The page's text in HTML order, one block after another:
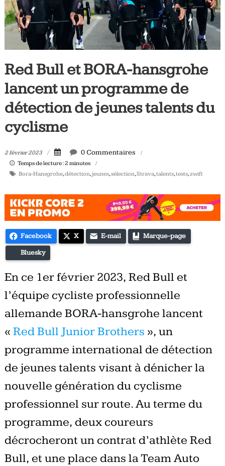
Tous
les
jours,
vélo
et
triathlon
Red Bull et BORA-hansgrohe
lancent un programme de
détection de jeunes talents du
cyclisme
2 février 2023 0 Commentaires
Temps de lecture :2 minutes
Bora-Hansgrohe,détection,jeunes,sélection,Strava,talents,tests,zwift
Facebook X E-mail Marque-page
Bluesky
En ce 1er février 2023, Red Bull et
l’équipe cycliste professionnelle
allemande BORA-hansgrohe lancent
« Red Bull Junior Brothers », un
programme international de détection
de jeunes talents visant à dénicher la
nouvelle génération du cyclisme
professionnel sur route. Au terme du
programme, deux coureurs
décrocheront un contrat d’athlète Red
Bull, et une place dans la Team Auto